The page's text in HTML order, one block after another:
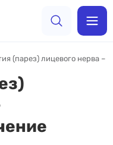
(парез) лицевого нерва –